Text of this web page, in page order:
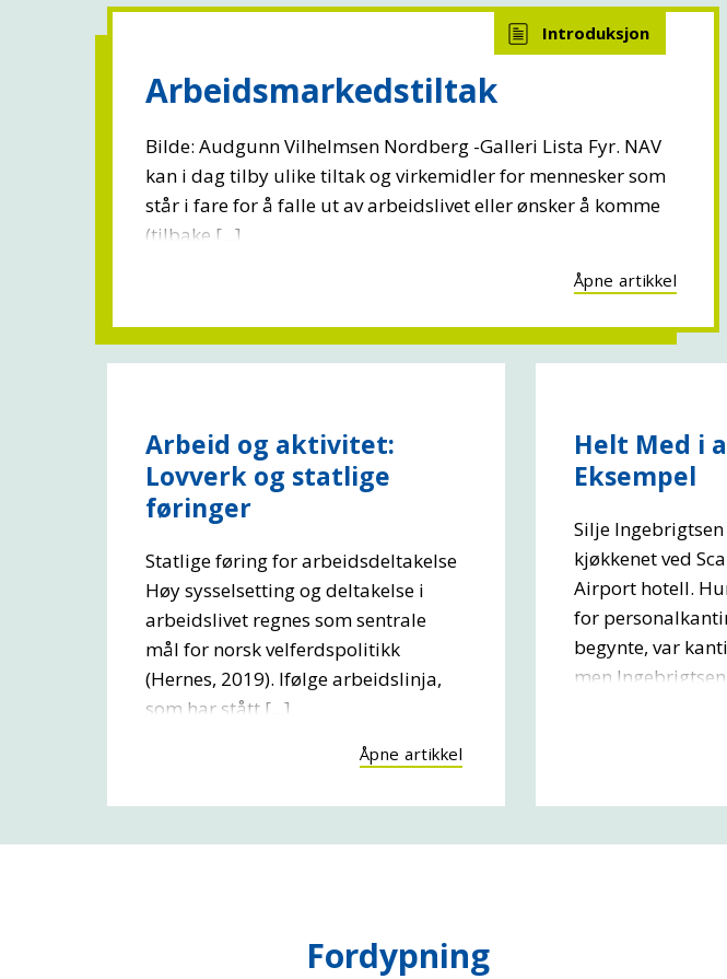
Arbeidsmarkedstiltak
Bilde: Audgunn Vilhelmsen Nordberg -Galleri Lista Fyr. NAV
kan i dag tilby ulike tiltak og virkemidler for mennesker som
står i fare for å falle ut av arbeidslivet eller ønsker å komme
(tilbake [...]
Åpne artikkel
Arbeid og aktivitet:
Lovverk og statlige
føringer
Statlige føring for arbeidsdeltakelse
Høy sysselsetting og deltakelse i
arbeidslivet regnes som sentrale
mål for norsk velferdspolitikk
(Hernes, 2019). Ifølge arbeidslinja,
som har stått [...]
Åpne artikkel
Helt Med i
Eksempel
Silje
kjøkkenet ved
Airport hotell.
for
begynte, var
men
Fordypning